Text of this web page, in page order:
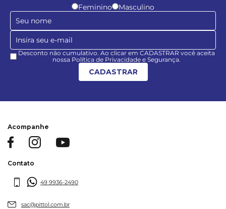
Feminino Masculino
Desconto não cumulativo. Ao clicar em CADASTRAR você aceita
nossa Política de Privacidade e Segurança.
CADASTRAR
Acompanhe
Contato
49 9936-2490
sac@pittol.com.br